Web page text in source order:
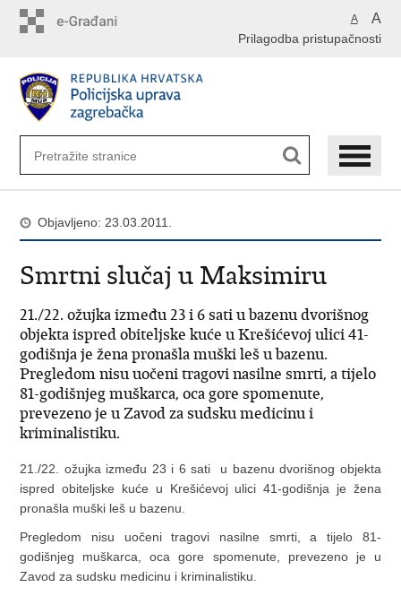
A A
Prilagodba pristupačnosti
Objavljeno: 23.03.2011.
Smrtni slučaj u Maksimiru
21./22. ožujka između 23 i 6 sati u bazenu dvorišnog
objekta ispred obiteljske kuće u Krešićevoj ulici 41-
godišnja je žena pronašla muški leš u bazenu.
Pregledom nisu uočeni tragovi nasilne smrti, a tijelo
81-godišnjeg muškarca, oca gore spomenute,
prevezeno je u Zavod za sudsku medicinu i
kriminalistiku.
21./22. ožujka između 23 i 6 sati u bazenu dvorišnog objekta
ispred obiteljske kuće u Krešićevoj ulici 41-godišnja je žena
pronašla muški leš u bazenu.
Pregledom nisu uočeni tragovi nasilne smrti, a tijelo 81-
godišnjeg muškarca, oca gore spomenute, prevezeno je u
Zavod za sudsku medicinu i kriminalistiku.